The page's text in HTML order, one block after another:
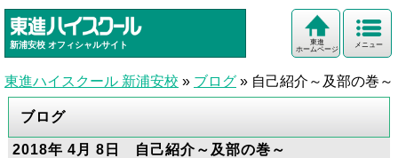
新浦安校 オフィシャルサイト メニュー
東進
ホームページ
東進ハイスクール 新浦安校 » ブログ » 自己紹介～及部の巻～
ブログ
2018年 4月 8日 自己紹介～及部の巻～